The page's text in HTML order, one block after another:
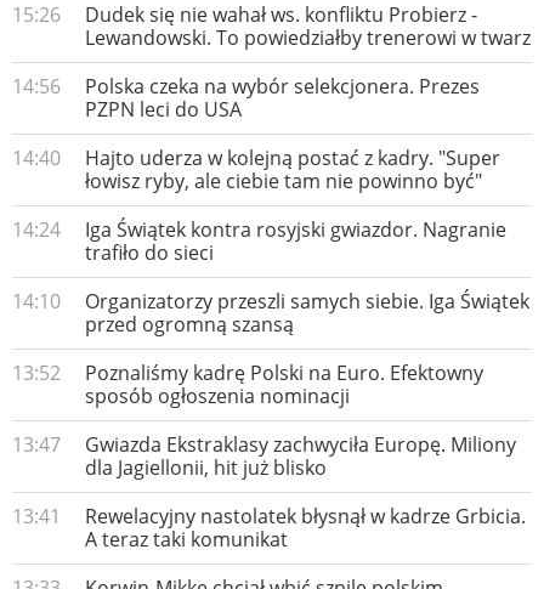
15:26
Dudek się nie wahał ws. konfliktu Probierz -
Lewandowski. To powiedziałby trenerowi w twarz
14:56
Polska czeka na wybór selekcjonera. Prezes
PZPN leci do USA
14:40
Hajto uderza w kolejną postać z kadry. "Super
łowisz ryby, ale ciebie tam nie powinno być"
14:24
Iga Świątek kontra rosyjski gwiazdor. Nagranie
trafiło do sieci
14:10
Organizatorzy przeszli samych siebie. Iga Świątek
przed ogromną szansą
13:52
Poznaliśmy kadrę Polski na Euro. Efektowny
sposób ogłoszenia nominacji
13:47
Gwiazda Ekstraklasy zachwyciła Europę. Miliony
dla Jagiellonii, hit już blisko
13:41
Rewelacyjny nastolatek błysnął w kadrze Grbicia.
A teraz taki komunikat